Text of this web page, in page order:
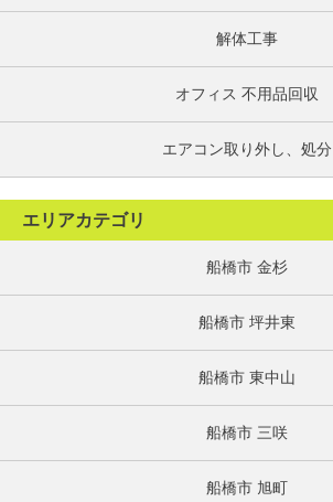
解体工事
オフィス 不用品回収
エアコン取り外し、処分
エリアカテゴリ
船橋市 金杉
船橋市 坪井東
船橋市 東中山
船橋市 三咲
船橋市 旭町